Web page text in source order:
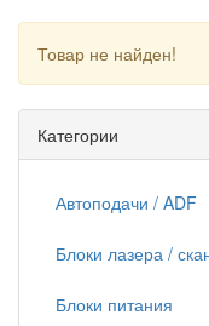
Товар не найден!
Категории
Автоподачи / ADF
Блоки лазера /
Блоки питания